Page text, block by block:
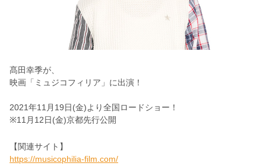
髙田幸季が、
映画「ミュジコフィリア」に出演！
2021年11月19日(金)より全国ロードショー！
※11月12日(金)京都先行公開
【関連サイト】
https://musicophilia-film.com/